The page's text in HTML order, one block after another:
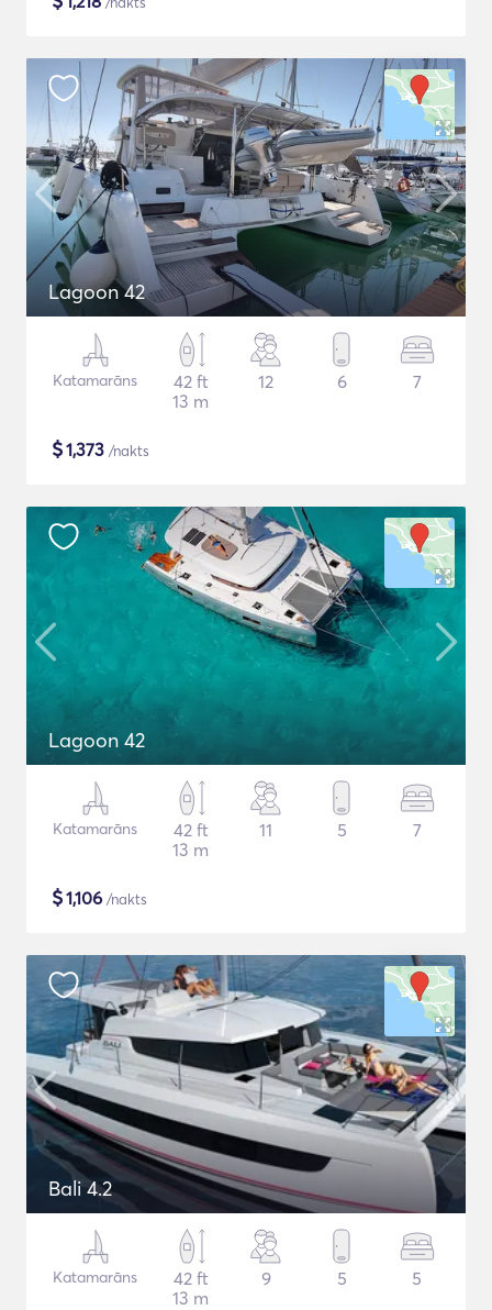
Lagoon 42
Katamarāns
42 ft
13 m
12 6 7
$1,373 /nakts
Lagoon 42
Katamarāns
42 ft
13 m
11 5 7
$1,106 /nakts
Bali 4.2
Katamarāns
42 ft
13 m
9 5 5